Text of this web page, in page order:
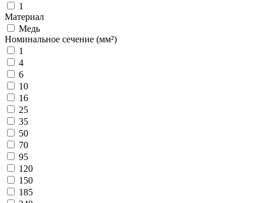
1
Материал
Медь
Номинальное сечение (мм²)
1
4
6
10
16
25
35
50
70
95
120
150
185